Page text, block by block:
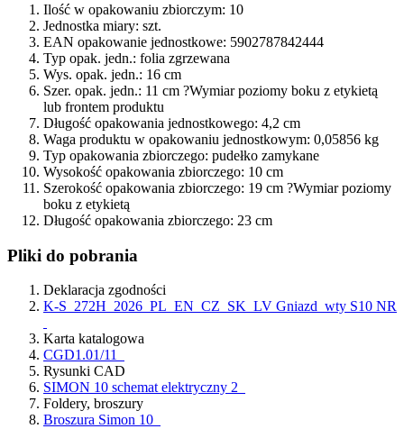
Ilość w opakowaniu zbiorczym: 10
Jednostka miary: szt.
EAN opakowanie jednostkowe: 5902787842444
Typ opak. jedn.: folia zgrzewana
Wys. opak. jedn.: 16 cm
Szer. opak. jedn.: 11 cm ?Wymiar poziomy boku z etykietą
lub frontem produktu
Długość opakowania jednostkowego: 4,2 cm
Waga produktu w opakowaniu jednostkowym: 0,05856 kg
Typ opakowania zbiorczego: pudełko zamykane
Wysokość opakowania zbiorczego: 10 cm
Szerokość opakowania zbiorczego: 19 cm ?Wymiar poziomy
boku z etykietą
Długość opakowania zbiorczego: 23 cm
Pliki do pobrania
Deklaracja zgodności
K-S_272H_2026_PL_EN_CZ_SK_LV Gniazd_wty S10 NR
Karta katalogowa
CGD1.01/11
Rysunki CAD
SIMON 10 schemat elektryczny 2
Foldery, broszury
Broszura Simon 10